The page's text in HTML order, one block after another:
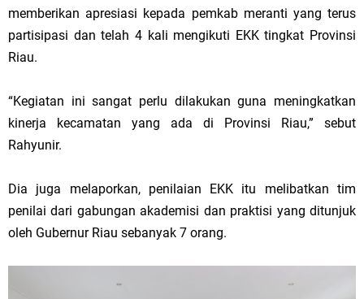
memberikan apresiasi kepada pemkab meranti yang terus
partisipasi dan telah 4 kali mengikuti EKK tingkat Provinsi
Riau.
“Kegiatan ini sangat perlu dilakukan guna meningkatkan
kinerja kecamatan yang ada di Provinsi Riau,” sebut
Rahyunir.
Dia juga melaporkan, penilaian EKK itu melibatkan tim
penilai dari gabungan akademisi dan praktisi yang ditunjuk
oleh Gubernur Riau sebanyak 7 orang.